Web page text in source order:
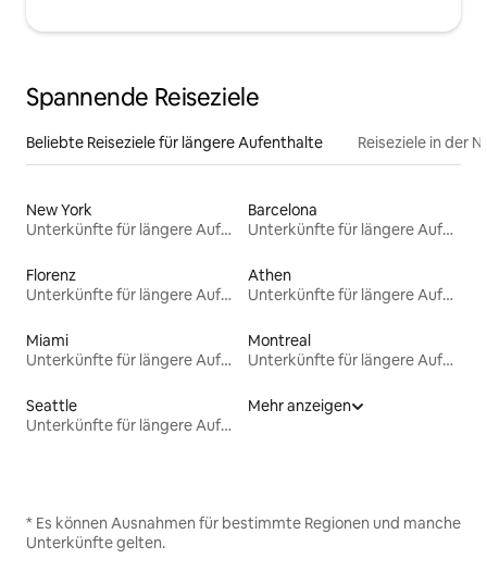
Spannende Reiseziele
Beliebte Reiseziele für längere Aufenthalte Reiseziele in der
New York
Unterkünfte für längere Aufenthalte
Barcelona
Unterkünfte für längere Aufenthalte
Florenz
Unterkünfte für längere Aufenthalte
Athen
Unterkünfte für längere Aufenthalte
Miami
Unterkünfte für längere Aufenthalte
Montreal
Unterkünfte für längere Aufenthalte
Seattle
Unterkünfte für längere Aufenthalte
Mehr anzeigen
* Es können Ausnahmen für bestimmte Regionen und manche
Unterkünfte gelten.